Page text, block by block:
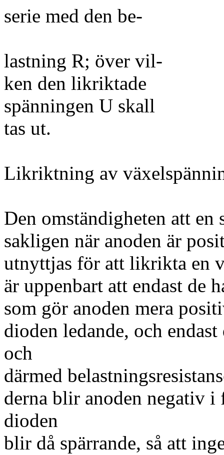
serie med den be-
lastning R; över vil-
ken den likriktade
spänningen U skall
tas ut.
Likriktning av
Den omständigheten att
sakligen när anoden är
utnyttjas för att likrikta en
är uppenbart att endast de
som gör anoden mera
dioden ledande, och
och
därmed
derna blir anoden negativ
dioden
blir då spärrande, så att